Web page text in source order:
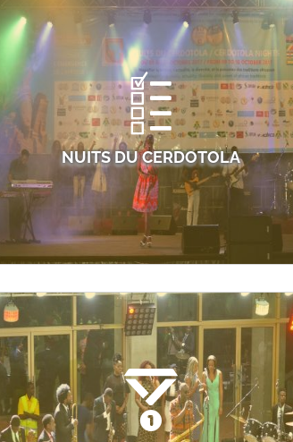
NUITS DU CERDOTOLA